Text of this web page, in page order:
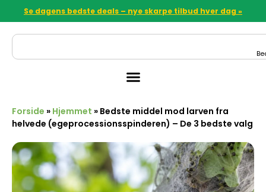
Se dagens bedste deals – nye skarpe tilbud hver dag »
Forside » Hjemmet » Bedste middel mod larven fra
helvede (egeprocessionsspinderen) – De 3 bedste valg